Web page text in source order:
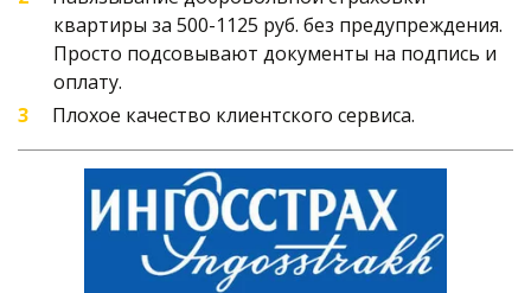
квартиры за 500-1125 руб. без предупреждения.
Просто подсовывают документы на подпись и
оплату.
Плохое качество клиентского сервиса.